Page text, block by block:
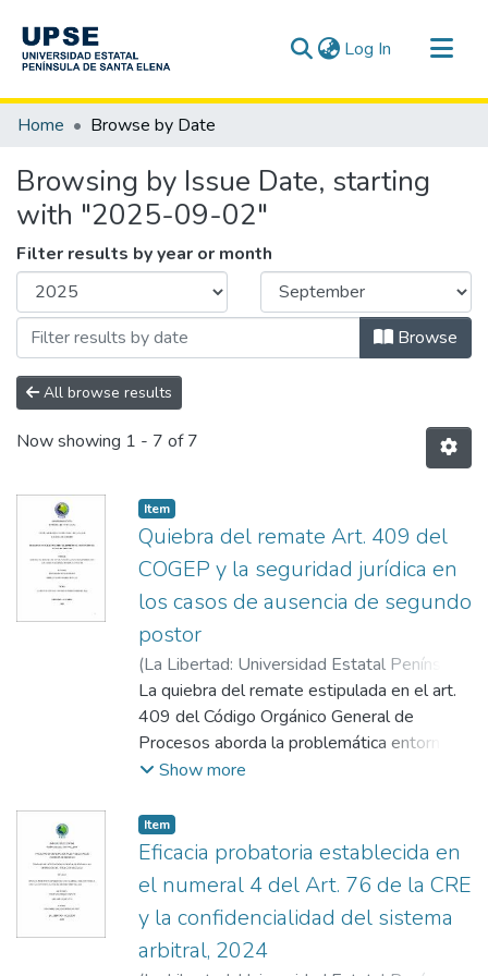
Log In (current)
Communities & Collections
Home Browse by Date
Browsing by Issue Date, starting
with "2025-09-02"
Filter results by year or month
Browse
All browse results
Now showing 1 - 7 of 7
Item
Quiebra del remate Art. 409 del
COGEP y la seguridad jurídica en
los casos de ausencia de segundo
postor
(La Libertad: Universidad Estatal Península
de Santa Elena, 2025 ,2025-09-02 )
Cevallos Loor, Jesús Alain;Suárez Murillo,
Shirley Jazmín;Héctor Esteban Contreras
Febres Cordero
La quiebra del remate estipulada en el art.
409 del Código Orgánico General de
Procesos aborda la problemática entorno a
la seguridad jurídica en los casos de
análisis a la vulneración de derechos en los
juicios ejecutivos, sobre el cobro pecuniario
como liquidez ante la insolvencia de los
deudores y que se exterioriza en la mínima
garantía del acreedor, generando
incongruencia en las normas al no
Show more
Item
Eficacia probatoria establecida en
el numeral 4 del Art. 76 de la CRE
y la confidencialidad del sistema
arbitral, 2024